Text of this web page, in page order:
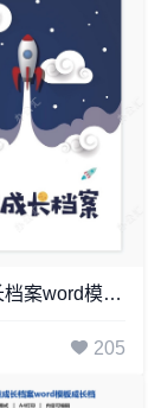
儿童成长档案word模板成长档案学生word成长手册(7)
205